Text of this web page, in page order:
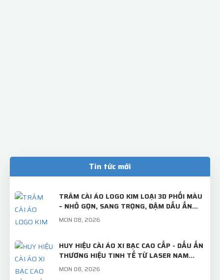
Tin tức mới
TRÂM CÀI ÁO LOGO KIM LOẠI 3D PHỐI MÀU
– NHỎ GỌN, SANG TRỌNG, ĐẬM DẤU ẤN
THƯƠNG HIỆU!
MON 08, 2026
HUY HIỆU CÀI ÁO XI BẠC CAO CẤP - DẤU ẤN
THƯƠNG HIỆU TINH TẾ TỪ LASER NAM
VIỆT
MON 08, 2026